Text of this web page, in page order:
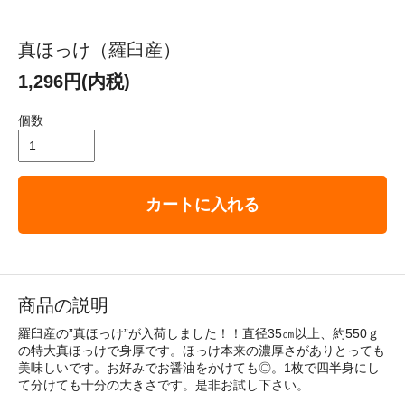
真ほっけ（羅臼産）
1,296円(内税)
個数
カートに入れる
商品の説明
羅臼産の”真ほっけ”が入荷しました！！直径35㎝以上、約550ｇ
の特大真ほっけで身厚です。ほっけ本来の濃厚さがありとっても
美味しいです。お好みでお醤油をかけても◎。1枚で四半身にし
て分けても十分の大きさです。是非お試し下さい。